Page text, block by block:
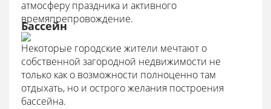
атмосферу праздника и активного
времяпрепровождение.
Бассейн
Некоторые городские жители мечтают о
собственной загородной недвижимости не
только как о возможности полноценно там
отдыхать, но и острого желания построения
бассейна.